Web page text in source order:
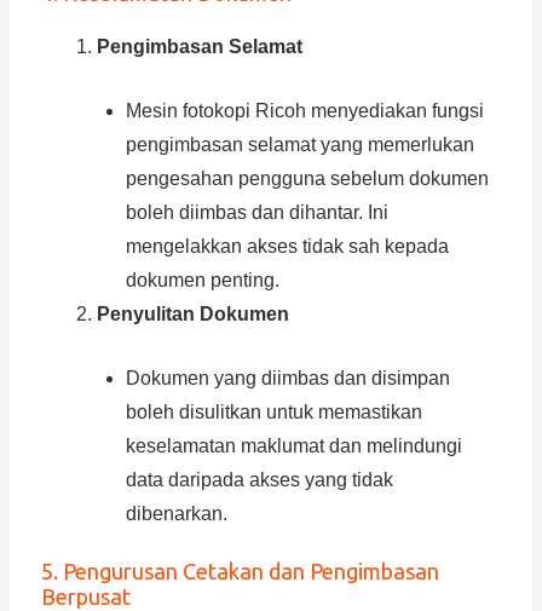
Pengimbasan Selamat
Mesin fotokopi Ricoh menyediakan fungsi
pengimbasan selamat yang memerlukan
pengesahan pengguna sebelum dokumen
boleh diimbas dan dihantar. Ini
mengelakkan akses tidak sah kepada
dokumen penting.
Penyulitan Dokumen
Dokumen yang diimbas dan disimpan
boleh disulitkan untuk memastikan
keselamatan maklumat dan melindungi
data daripada akses yang tidak
dibenarkan.
5. Pengurusan Cetakan dan Pengimbasan
Berpusat